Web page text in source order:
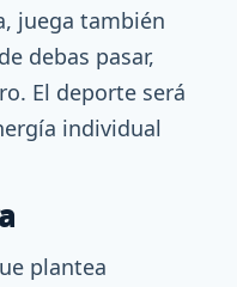
juega también
debas pasar,
El deporte será
individual
plantea